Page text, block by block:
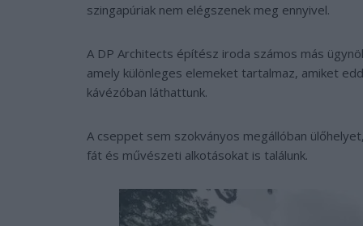
szingapúriak nem elégszenek meg ennyivel.
A DP Architects építész iroda számos más
amely különleges elemeket tartalmaz, amiket
kávézóban láthattunk.
A cseppet sem szokványos megállóban
fát és művészeti alkotásokat is találunk.